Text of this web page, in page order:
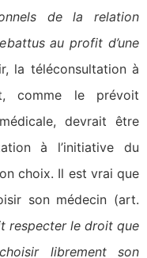
de la relation
au profit d’une
la téléconsultation à
comme le prévoit
devrait être
à l’initiative du
choix. Il est vrai que
son médecin (art.
respecter le droit que
librement son